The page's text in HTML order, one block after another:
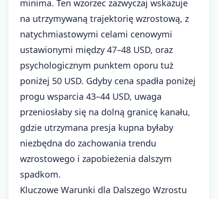
minima. Ten wzorzec zazwyczaj wskazuje
na utrzymywaną trajektorię wzrostową, z
natychmiastowymi celami cenowymi
ustawionymi między 47–48 USD, oraz
psychologicznym punktem oporu tuż
poniżej 50 USD. Gdyby cena spadła poniżej
progu wsparcia 43–44 USD, uwaga
przeniosłaby się na dolną granicę kanału,
gdzie utrzymana presja kupna byłaby
niezbędna do zachowania trendu
wzrostowego i zapobieżenia dalszym
spadkom.
Kluczowe Warunki dla Dalszego Wzrostu